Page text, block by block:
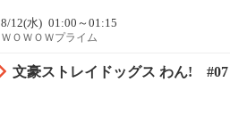
8/12(水) 01:00～01:15
ＷＯＷＯＷプライム
文豪ストレイドッグス わん! #07